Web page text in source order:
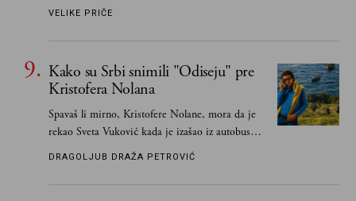
VELIKE PRIČE
Kako su Srbi snimili "Odiseju" pre
Kristofera Nolana
Spavaš li mirno, Kristofere Nolane, mora da je
rekao Sveta Vuković kada je izašao iz autobusa i
čim je stigao kući pozvao Vojkana
DRAGOLJUB DRAŽA PETROVIĆ